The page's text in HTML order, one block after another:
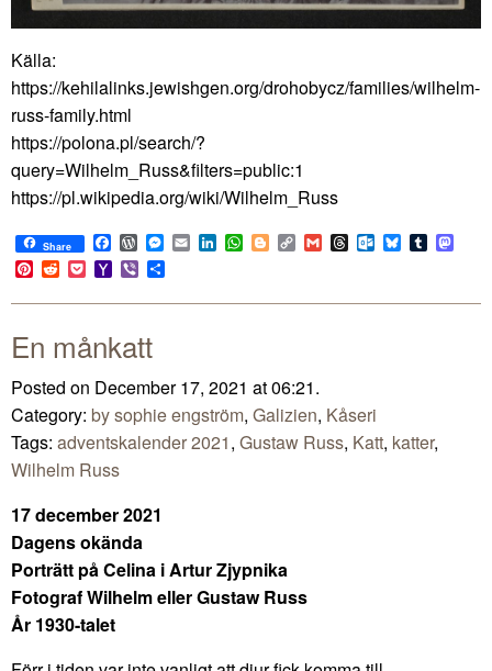
Källa:
https://kehilalinks.jewishgen.org/drohobycz/families/wilhelm-
russ-family.html
https://polona.pl/search/?
query=Wilhelm_Russ&filters=public:1
https://pl.wikipedia.org/wiki/Wilhelm_Russ
Share Facebook
WordPress
Messenger
EmailLinkedIn
WhatsApp
BloggerCopy
Link
GmailThreadsOutlook.com
BlueskyTumblr
Pinterest
RedditPocketYahoo
Mail
Viber
En månkatt
Posted on December 17, 2021 at 06:21.
Category: by sophie engström, Galizien, Kåseri
Tags: adventskalender 2021, Gustaw Russ, Katt, katter,
Wilhelm Russ
17 december 2021
Dagens okända
Porträtt på Celina i Artur Zjypnika
Fotograf Wilhelm eller Gustaw Russ
År 1930-talet